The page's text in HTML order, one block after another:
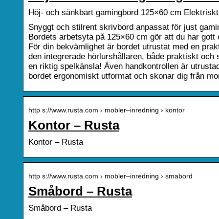
Höj- och sänkbart gamingbord 125×60 cm
Snyggt och stilrent skrivbord anpassat för just
Bordets arbetsyta på 125×60 cm gör att du har
För din bekvämlighet är bordet utrustat med en
den integrerade hörlurshållaren, både praktiskt
en riktig spelkänsla! Även handkontrollen är
bordet ergonomiskt utformat och skonar dig från
http s://www.rusta.com › mobler–inredning › kontor
Kontor – Rusta
Kontor – Rusta
http s://www.rusta.com › mobler–inredning › smabord
Småbord – Rusta
Småbord – Rusta